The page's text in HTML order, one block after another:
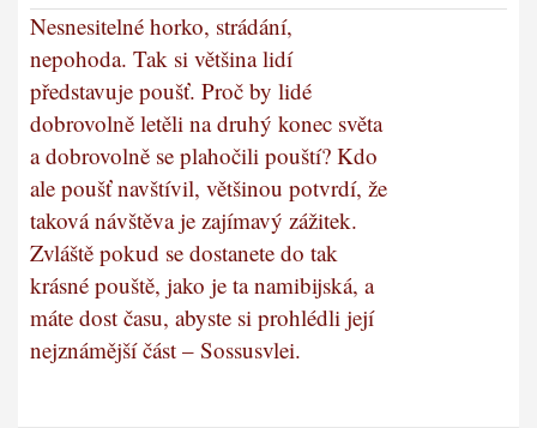
Nesnesitelné horko, strádání,
nepohoda. Tak si většina lidí
představuje poušť. Proč by lidé
dobrovolně letěli na druhý konec světa
a dobrovolně se plahočili pouští? Kdo
ale poušť navštívil, většinou potvrdí, že
taková návštěva je zajímavý zážitek.
Zvláště pokud se dostanete do tak
krásné pouště, jako je ta namibijská, a
máte dost času, abyste si prohlédli její
nejznámější část – Sossusvlei.